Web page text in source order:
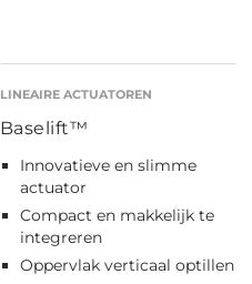
LINEAIRE ACTUATOREN
Baselift™
Innovatieve en slimme
actuator
Compact en makkelijk te
integreren
Oppervlak verticaal optillen